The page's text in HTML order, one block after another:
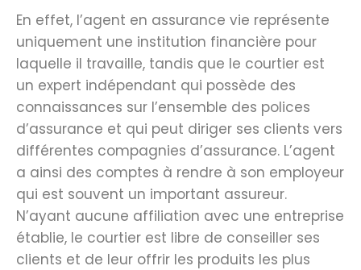
En effet, l’agent en assurance vie représente
uniquement une institution financière pour
laquelle il travaille, tandis que le courtier est
un expert indépendant qui possède des
connaissances sur l’ensemble des polices
d’assurance et qui peut diriger ses clients vers
différentes compagnies d’assurance. L’agent
a ainsi des comptes à rendre à son employeur
qui est souvent un important assureur.
N’ayant aucune affiliation avec une entreprise
établie, le courtier est libre de conseiller ses
clients et de leur offrir les produits les plus